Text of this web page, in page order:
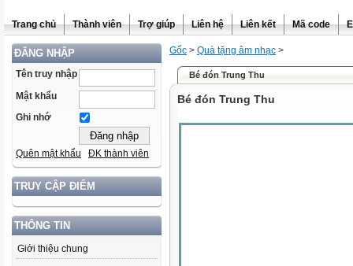
Trang chủ Thành viên Trợ giúp Liên hệ Liên kết Mã code
ĐĂNG NHẬP
Tên truy nhập
Mật khẩu
Ghi nhớ
Quên mật khẩu ĐK thành viên
TRUY CẬP ĐIỂM
THÔNG TIN
Giới thiệu chung
Gốc > Quà tặng âm nhạc >
Bé đón Trung Thu
Bé đón Trung Thu